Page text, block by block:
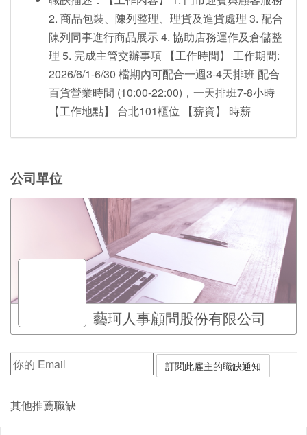
2. 商品包裝、陳列整理、理貨及進貨處理 3. 配合
陳列同事進行商品展示 4. 協助店務運作及倉儲整
理 5. 完成主管交辦事項 【工作時間】 工作期間:
2026/6/1-6/30 檔期內可配合一週3-4天排班 配合
百貨營業時間 (10:00-22:00)，一天排班7-8小時
【工作地點】 台北101櫃位 【薪資】 時薪
公司單位
藝珂人事顧問股份有限公司
其他推薦職缺